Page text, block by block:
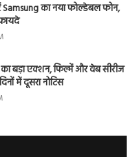
Samsung का नया फोल्डेबल फोन,
बड़ा एक्शन, फिल्में और वेब सीरीज
में दूसरा नोटिस